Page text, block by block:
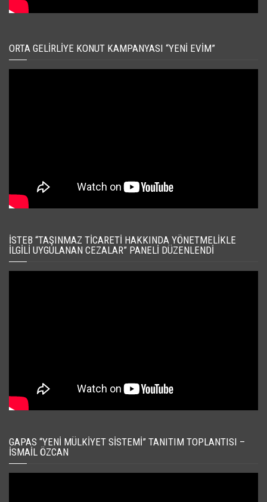
ORTA GELIRLIYE KONUT KAMPANYASI “YENI EVIM”
İSTEB “TAŞINMAZ TICARETI HAKKINDA YÖNETMELIKLE
İLGILI UYGULANAN CEZALAR” PANELI DÜZENLENDI
GAPAS “YENI MÜLKIYET SISTEMI” TANITIM TOPLANTISI –
İSMAIL ÖZCAN